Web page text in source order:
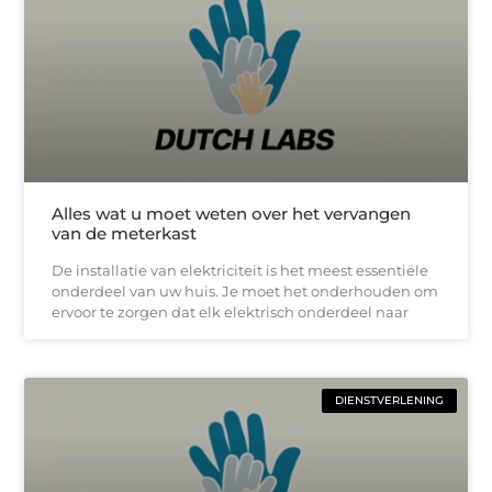
Alles wat u moet weten over het vervangen
van de meterkast
De installatie van elektriciteit is het meest essentiële
onderdeel van uw huis. Je moet het onderhouden om
ervoor te zorgen dat elk elektrisch onderdeel naar
DIENSTVERLENING